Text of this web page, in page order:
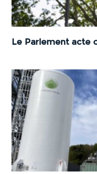
Le Parlement acte